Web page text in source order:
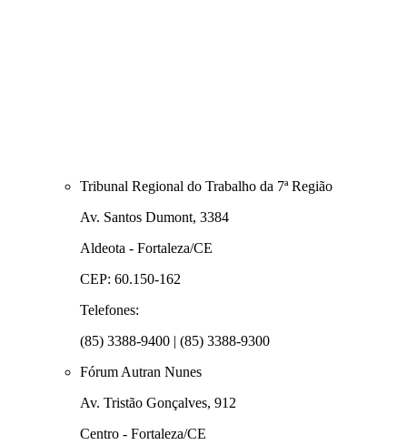
Tribunal Regional do Trabalho da 7ª Região
Av. Santos Dumont, 3384
Aldeota - Fortaleza/CE
CEP: 60.150-162
Telefones:
(85) 3388-9400 | (85) 3388-9300
Fórum Autran Nunes
Av. Tristão Gonçalves, 912
Centro - Fortaleza/CE